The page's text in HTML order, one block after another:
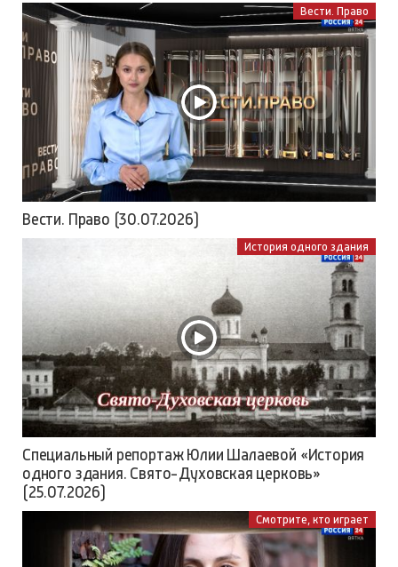
Вести. Право
Вести. Право (30.07.2026)
История одного здания
Специальный репортаж Юлии Шалаевой «История
одного здания. Свято-Духовская церковь»
(25.07.2026)
Смотрите, кто играет